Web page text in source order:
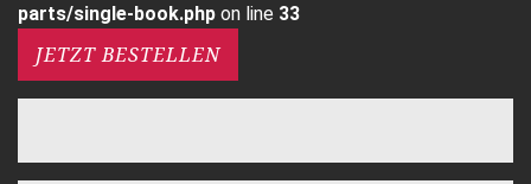
parts/single-book.php on line 33
JETZT BESTELLEN